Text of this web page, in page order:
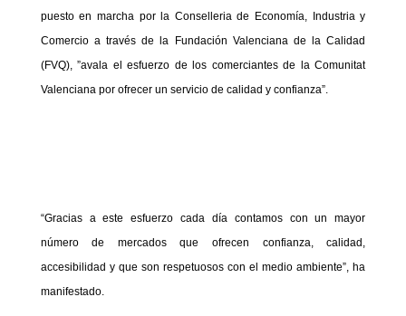
puesto en marcha por la Conselleria de Economía, Industria y
Comercio a través de la Fundación Valenciana de la Calidad
(FVQ), ”avala el esfuerzo de los comerciantes de la Comunitat
Valenciana por ofrecer un servicio de calidad y confianza”.
“Gracias a este esfuerzo cada día contamos con un mayor
número de mercados que ofrecen confianza, calidad,
accesibilidad y que son respetuosos con el medio ambiente”, ha
manifestado.